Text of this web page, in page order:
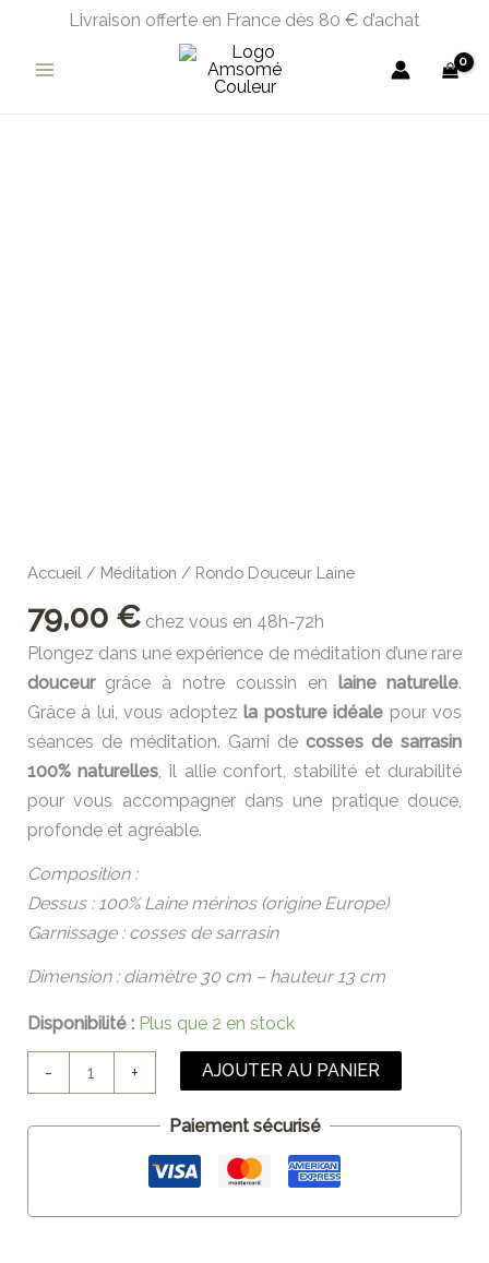
contenu
Livraison offerte en France dès 80 € d’achat
Accueil / Méditation / Rondo Douceur Laine
79,00 € chez vous en 48h-72h
Plongez dans une expérience de méditation d’une rare
douceurgrâce à notre coussin en laine naturelle.
Grâce à lui, vous adoptezla posture idéale pour vos
séances de méditation. Garni decosses de sarrasin
100% naturelles, il allie confort, stabilité et durabilité
pour vous accompagner dans une pratique douce,
profonde et agréable.
Composition :
Dessus : 100% Laine mérinos (origine Europe)
Garnissage : cosses de sarrasin
Dimension : diamètre 30 cm – hauteur 13 cm
Disponibilité : Plus que 2 en stock
- + AJOUTER AU PANIER
Paiement sécurisé